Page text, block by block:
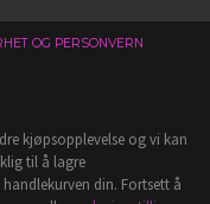
OG PERSONVERN
kjøpsopplevelse og vi kan
til å lagre
din. Fortsett å